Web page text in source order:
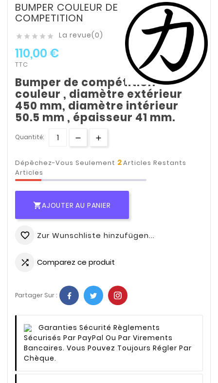
BUMPER COULEUR DE
COMPETITION
     La revue(0)
110,00 €
TTC
Bumper de compétition
couleur , diamètre extérieur
450 mm, diamètre intérieur
50.5 mm , épaisseur 41 mm.
Quantité:
Dépêchez-Vous Seulement 2Articles Restants
Articles
AJOUTER AU PANIER
favorite_border Zur Wunschliste hinzufügen...
 Comparez ce produit
Partager Sur :
Garanties Sécurité Règlements
Sécurisés Par PayPal Ou Par Virements
Bancaires. Vous Pouvez Toujours Régler Par
Chèque.